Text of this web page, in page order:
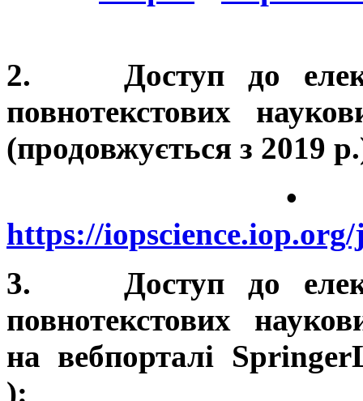
2. Доступ до
повнотекстових
(продовжується з 2019
•
https://
3. Доступ до
повнотекстових
на вебпорталі
):